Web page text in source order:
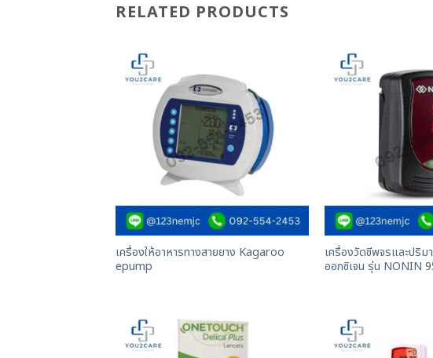
RELATED PRODUCTS
เครื่องให้อาหารทางสายยาง Kagaroo
epump
เครื่องวัดชีพจรและปริ
ออกซิเจน รุ่น NONIN